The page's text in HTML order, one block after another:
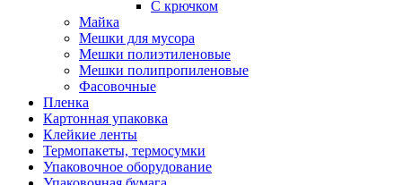
С крючком
Майка
Мешки для мусора
Мешки полиэтиленовые
Мешки полипропиленовые
Фасовочные
Пленка
Картонная упаковка
Клейкие ленты
Термопакеты, термосумки
Упаковочное оборудование